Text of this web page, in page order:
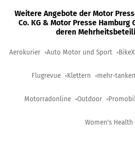
Weitere Angebote der Motor
Co. KG & Motor Presse Hamburg
deren
Aerokurier Auto Motor und Sport BikeX
Flugrevue Klettern mehr-tanken
Motorradonline Outdoor
Women's Health